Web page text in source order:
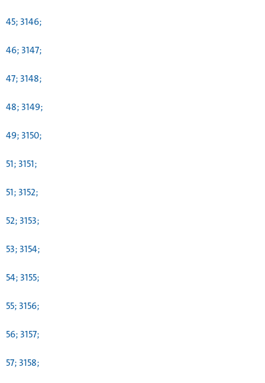
45; 3146;
46; 3147;
47; 3148;
48; 3149;
49; 3150;
51; 3151;
51; 3152;
52; 3153;
53; 3154;
54; 3155;
55; 3156;
56; 3157;
57; 3158;